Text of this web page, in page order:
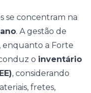
se concentram na
. A gestão de
enquanto a Forte
o inventário
, considerando
fretes,